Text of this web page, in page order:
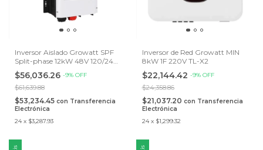
Inversor Aislado Growatt SPF
Split-phase 12kW 48V 120/240
V MPPT integrado
$56,036.26 -9% OFF
$61,639.88
$53,234.45 con Transferencia
Electrónica
24 x $3,287.93
Inversor de Red Growatt MIN
8kW 1F 220V TL-X2
$22,144.42 -9% OFF
$24,358.86
$21,037.20 con Transferencia
Electrónica
24 x $1,299.32